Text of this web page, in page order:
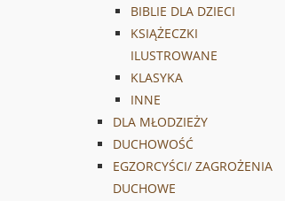
BIBLIE DLA DZIECI
KSIĄŻECZKI
ILUSTROWANE
KLASYKA
INNE
DLA MŁODZIEŻY
DUCHOWOŚĆ
EGZORCYŚCI/ ZAGROŻENIA
DUCHOWE